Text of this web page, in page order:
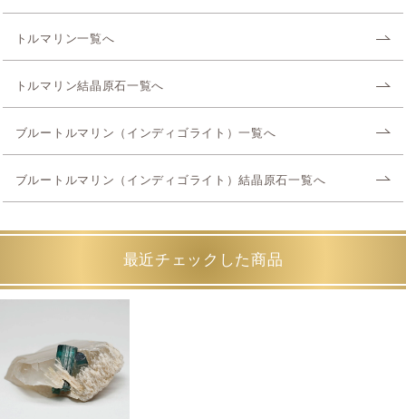
トルマリン一覧へ
トルマリン結晶原石一覧へ
ブルートルマリン（インディゴライト）一覧へ
ブルートルマリン（インディゴライト）結晶原石一覧へ
最近チェックした商品